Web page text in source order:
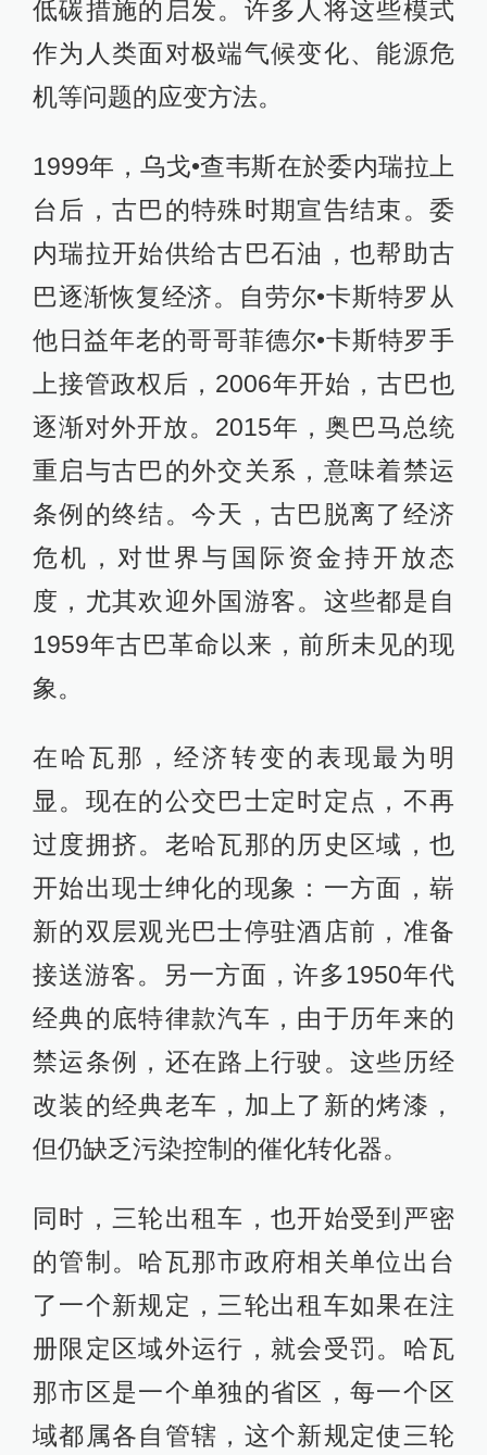
低碳措施的启发。许多人将这些模式
作为人类面对极端气候变化、能源危
机等问题的应变方法。
1999年，乌戈•查韦斯在於委内瑞拉上
台后，古巴的特殊时期宣告结束。委
内瑞拉开始供给古巴石油，也帮助古
巴逐渐恢复经济。自劳尔•卡斯特罗从
他日益年老的哥哥菲德尔•卡斯特罗手
上接管政权后，2006年开始，古巴也
逐渐对外开放。2015年，奥巴马总统
重启与古巴的外交关系，意味着禁运
条例的终结。今天，古巴脱离了经济
危机，对世界与国际资金持开放态
度，尤其欢迎外国游客。这些都是自
1959年古巴革命以来，前所未见的现
象。
在哈瓦那，经济转变的表现最为明
显。现在的公交巴士定时定点，不再
过度拥挤。老哈瓦那的历史区域，也
开始出现士绅化的现象：一方面，崭
新的双层观光巴士停驻酒店前，准备
接送游客。另一方面，许多1950年代
经典的底特律款汽车，由于历年来的
禁运条例，还在路上行驶。这些历经
改装的经典老车，加上了新的烤漆，
但仍缺乏污染控制的催化转化器。
同时，三轮出租车，也开始受到严密
的管制。哈瓦那市政府相关单位出台
了一个新规定，三轮出租车如果在注
册限定区域外运行，就会受罚。哈瓦
那市区是一个单独的省区，每一个区
域都属各自管辖，这个新规定使三轮